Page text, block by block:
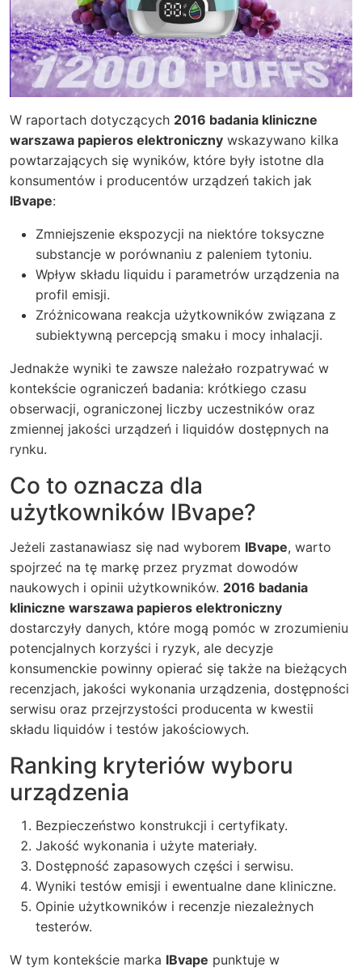
W raportach dotyczących 2016 badania kliniczne
warszawa papieros elektroniczny wskazywano kilka
powtarzających się wyników, które były istotne dla
konsumentów i producentów urządzeń takich jak
IBvape:
Zmniejszenie ekspozycji na niektóre toksyczne
substancje w porównaniu z paleniem tytoniu.
Wpływ składu liquidu i parametrów urządzenia na
profil emisji.
Zróżnicowana reakcja użytkowników związana z
subiektywną percepcją smaku i mocy inhalacji.
Jednakże wyniki te zawsze należało rozpatrywać w
kontekście ograniczeń badania: krótkiego czasu
obserwacji, ograniczonej liczby uczestników oraz
zmiennej jakości urządzeń i liquidów dostępnych na
rynku.
Co to oznacza dla
użytkowników IBvape?
Jeżeli zastanawiasz się nad wyborem IBvape, warto
spojrzeć na tę markę przez pryzmat dowodów
naukowych i opinii użytkowników. 2016 badania
kliniczne warszawa papieros elektroniczny
dostarczyły danych, które mogą pomóc w zrozumieniu
potencjalnych korzyści i ryzyk, ale decyzje
konsumenckie powinny opierać się także na bieżących
recenzjach, jakości wykonania urządzenia, dostępności
serwisu oraz przejrzystości producenta w kwestii
składu liquidów i testów jakościowych.
Ranking kryteriów wyboru
urządzenia
Bezpieczeństwo konstrukcji i certyfikaty.
Jakość wykonania i użyte materiały.
Dostępność zapasowych części i serwisu.
Wyniki testów emisji i ewentualne dane kliniczne.
Opinie użytkowników i recenzje niezależnych
testerów.
W tym kontekście marka IBvape punktuje w